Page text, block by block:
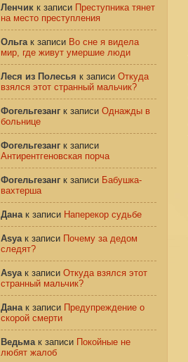
Ленчик к записи Преступника тянет
на место преступления
Ольгак записи Во сне я видела
мир, где живут умершие люди
Леся из Полесья к записи Откуда
взялся этот странный мальчик?
Фогельгезанг к записи Однажды в
больнице
Фогельгезанг к записи
Антирентгеновская порча
Фогельгезанг к записи Бабушка-
вахтерша
Данак записи Наперекор судьбе
Asyaк записи Почему за дедом
следят?
Asyaк записи Откуда взялся этот
странный мальчик?
Данак записи Предупреждение о
скорой смерти
Ведьмак записи Покойные не
любят жалоб